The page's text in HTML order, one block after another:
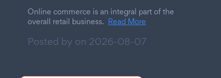
Online commerce is an integral part of the
overall retail business. Read More
Posted by on 2026-08-07